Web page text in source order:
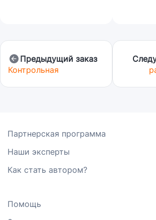
Предыдущий заказ
Контрольная
Партнерская программа
Наши эксперты
Как стать автором?
Помощь